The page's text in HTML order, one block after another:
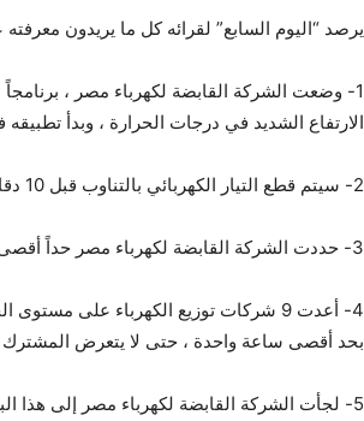
يرصد “اليوم السابع” لقرائه كل ما يريدون
1- وضعت الشركة القابضة لكهرباء مصر ،
الارتفاع الشديد في درجات الحرارة ، وبدأ تطبيقه في تمام الساعة
2- سيتم قطع التيار الكهربائي بالتناوب قبل 10 دقائق كل ساعة على مدار اليوم أو 10 دقائق بعد كل ساعة.
3- حددت الشركة القابضة لكهرباء مصر حداً أقصى لساعة فصل التيار الكهربائي عن المشترك.
4- أعدت 9 شركات توزيع الكهرباء على
بحد أقصى ساعة واحدة ، حتى لا يتعرض
5- لجأت الشركة القابضة لكهرباء مصر إلى هذا